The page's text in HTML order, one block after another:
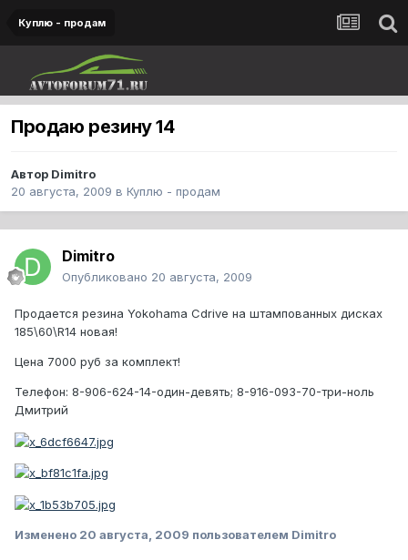
Куплю - продам
Продаю резину 14
Автор Dimitro
20 августа, 2009 в Куплю - продам
Dimitro
Опубликовано 20 августа, 2009
Продается резина Yokohama Cdrive на штампованных дисках
185\60\R14 новая!
Цена 7000 руб за комплект!
Телефон: 8-906-624-14-один-девять; 8-916-093-70-три-ноль
Дмитрий
Изменено 20 августа, 2009 пользователем Dimitro